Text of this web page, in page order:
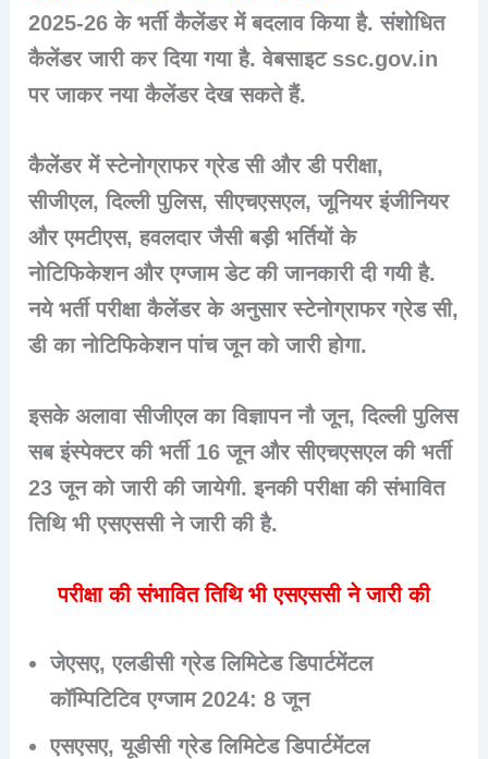
2025-26 के भर्ती कैलेंडर में बदलाव किया है. संशोधित
कैलेंडर जारी कर दिया गया है. वेबसाइट ssc.gov.in
पर जाकर नया कैलेंडर देख सकते हैं.
कैलेंडर में स्टेनोग्राफर ग्रेड सी और डी परीक्षा,
सीजीएल, दिल्ली पुलिस, सीएचएसएल, जूनियर इंजीनियर
और एमटीएस, हवलदार जैसी बड़ी भर्तियों के
नोटिफिकेशन और एग्जाम डेट की जानकारी दी गयी है.
नये भर्ती परीक्षा कैलेंडर के अनुसार स्टेनोग्राफर ग्रेड सी,
डी का नोटिफिकेशन पांच जून को जारी होगा.
इसके अलावा सीजीएल का विज्ञापन नौ जून, दिल्ली पुलिस
सब इंस्पेक्टर की भर्ती 16 जून और सीएचएसएल की भर्ती
23 जून को जारी की जायेगी. इनकी परीक्षा की संभावित
तिथि भी एसएससी ने जारी की है.
परीक्षा की संभावित तिथि भी एसएससी ने जारी की
जेएसए, एलडीसी ग्रेड लिमिटेड डिपार्टमेंटल
कॉम्पिटिटिव एग्जाम 2024: 8 जून
एसएसए, यूडीसी ग्रेड लिमिटेड डिपार्टमेंटल